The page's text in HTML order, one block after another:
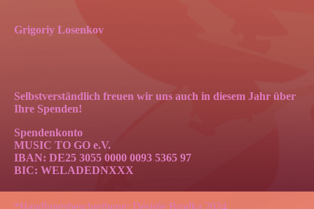
Grigoriy Losenkov
Selbstverständlich freuen wir uns auch in diesem Jahr über
Ihre Spenden!
Spendenkonto
MUSIC TO GO e.V.
IBAN: DE25 3055 0000 0093 5365 97
BIC: WELADEDNXXX
*Handlungsbeschreibung: Désirée Brodka 2024